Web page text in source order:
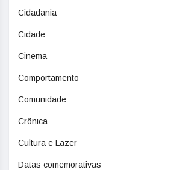
Cidadania
Cidade
Cinema
Comportamento
Comunidade
Crônica
Cultura e Lazer
Datas comemorativas